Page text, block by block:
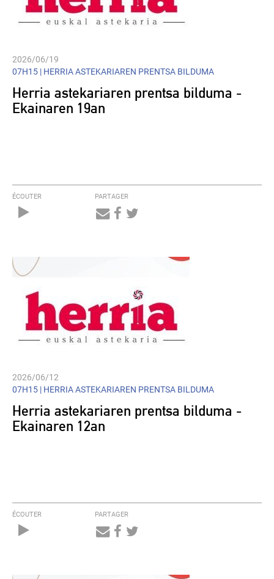
2026/06/19
07H15 | HERRIA ASTEKARIAREN PRENTSA BILDUMA
Herria astekariaren prentsa bilduma -
Ekainaren 19an
ÉCOUTER PARTAGER
2026/06/12
07H15 | HERRIA ASTEKARIAREN PRENTSA BILDUMA
Herria astekariaren prentsa bilduma -
Ekainaren 12an
ÉCOUTER PARTAGER